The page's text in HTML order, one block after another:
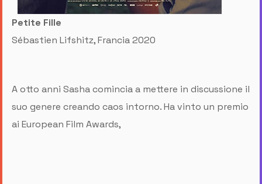
Petite Fille
Sébastien Lifshitz, Francia 2020
A otto anni Sasha comincia a mettere in discussione il
suo genere creando caos intorno. Ha vinto un premio
ai European Film Awards,